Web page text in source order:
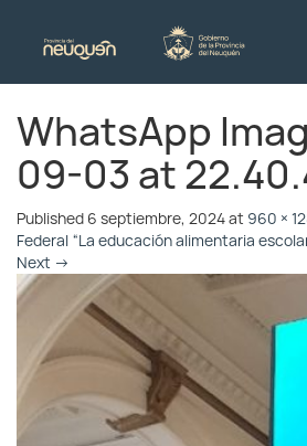
WhatsApp
09-03 at
Published 6 septiembre, 2024at 960 ×
Federal “La educación alimentaria
Next →